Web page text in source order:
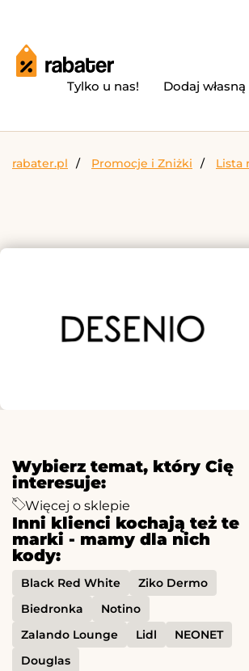
Tylko u nas! Dodaj
rabater.pl Promocje i Zniżki Lista
Wybierz temat, który Cię
interesuje:
Więcej o sklepie
Inni klienci kochają też te
marki - mamy dla nich
kody:
Black Red White
Ziko Dermo
Biedronka
Notino
Zalando Lounge
Lidl
NEONET
Douglas